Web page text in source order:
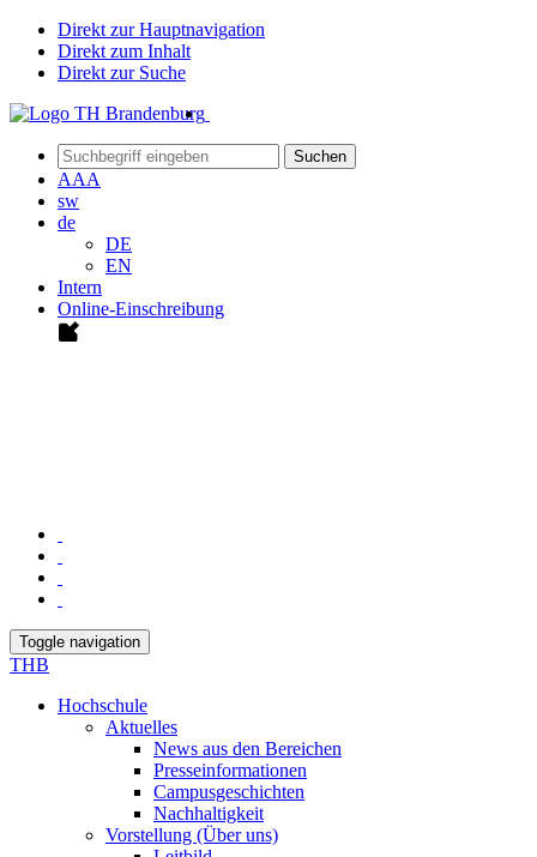
Direkt zur Hauptnavigation
Direkt zum Inhalt
Direkt zur Suche
Suchen
AAA
sw
de
DE
EN
Intern
Online-Einschreibung
Toggle navigation
THB
Hochschule
Aktuelles
News aus den Bereichen
Presseinformationen
Campusgeschichten
Nachhaltigkeit
Vorstellung (Über uns)